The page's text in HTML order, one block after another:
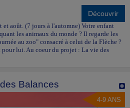
Découvrir
août. (7 jours à l'automne) Votre enfant
les animaux du monde ? Il regarde les
au zoo" consacré à celui de la Flèche ?
lui. Au coeur du projet : La vie des
Balances
4-9 ANS